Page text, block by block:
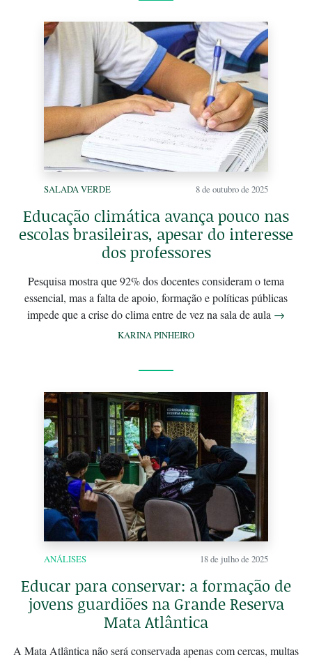
SALADA VERDE 8 de outubro de 2025
Educação climática avança pouco nas
escolas brasileiras, apesar do interesse
dos professores
Pesquisa mostra que 92% dos docentes consideram o tema
essencial, mas a falta de apoio, formação e políticas públicas
impede que a crise do clima entre de vez na sala de aula →
KARINA PINHEIRO
ANÁLISES 18 de julho de 2025
Educar para conservar: a formação de
jovens guardiões na Grande Reserva
Mata Atlântica
A Mata Atlântica não será conservada apenas com cercas, multas